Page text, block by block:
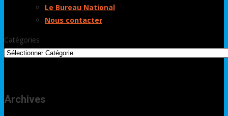
Le Bureau National
Nous contacter
Catégories
Archives